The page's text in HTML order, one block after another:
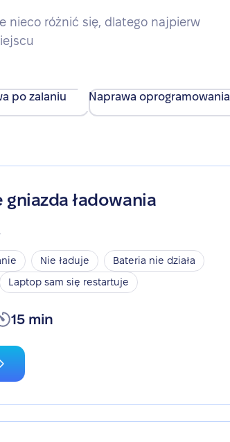
nieco różnić się, dlatego najpierw
po zalaniu Naprawa oprogramowania
gniazda ładowania
Nie ładuje
Bateria nie działa
Laptop sam się restartuje
15 min